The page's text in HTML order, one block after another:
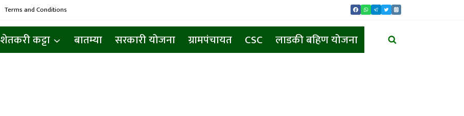
Terms and Conditions
शेतकरी कट्टा बातम्या सरकारी योजना ग्रामपंचायत CSC लाडकी बहिण योजना